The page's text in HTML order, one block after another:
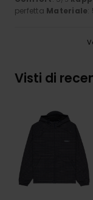
perfetta Materiale:
Visti di